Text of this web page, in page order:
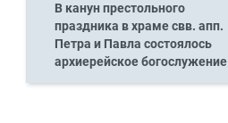
В канун престольного
праздника в храме свв. апп.
Петра и Павла состоялось
архиерейское богослужение